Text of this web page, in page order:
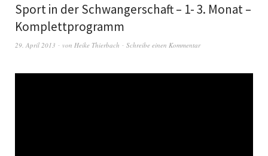
Sport in der Schwangerschaft – 1- 3. Monat –
Komplettprogramm
29. April 2013 von Heike Thierbach Schreibe einen Kommentar